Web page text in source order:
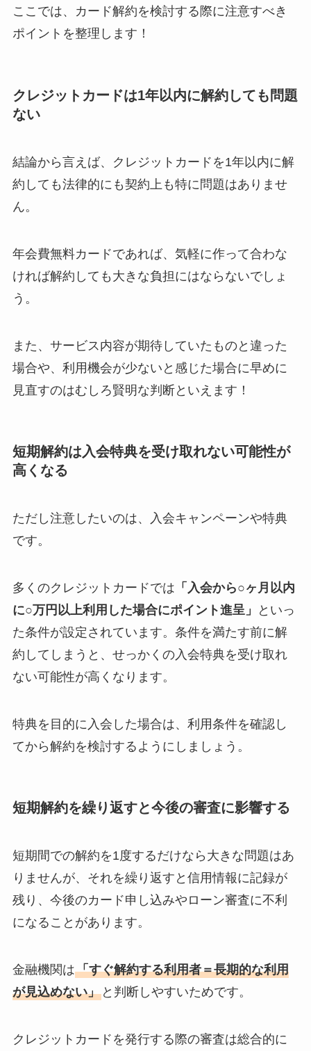
ユンス美容液の解約
Sivorune(シボルネ)
る方法ある？
ニューZの解約まと
解約できない？バロ
ニーを電話から解約
ここでは、カード解約を検討する際に注意すべき
ポイントを整理します！
クレジットカードは1年以内に解約しても問題
ない
結論から言えば、クレジットカードを1年以内に解
約しても法律的にも契約上も特に問題はありませ
ん。
年会費無料カードであれば、気軽に作って合わな
ければ解約しても大きな負担にはならないでしょ
う。
また、サービス内容が期待していたものと違った
場合や、利用機会が少ないと感じた場合に早めに
見直すのはむしろ賢明な判断といえます！
短期解約は入会特典を受け取れない可能性が
高くなる
ただし注意したいのは、入会キャンペーンや特典
です。
多くのクレジットカードでは 「入会から○ヶ月以内
に○万円以上利用した場合にポイント進呈」
といっ
た条件が設定されています。条件を満たす前に解
約してしまうと、せっかくの入会特典を受け取れ
ない可能性が高くなります。
特典を目的に入会した場合は、利用条件を確認し
てから解約を検討するようにしましょう。
短期解約を繰り返すと今後の審査に影響する
短期間での解約を1度するだけなら大きな問題はあ
りませんが、それを繰り返すと信用情報に記録が
残り、今後のカード申し込みやローン審査に不利
になることがあります。
金融機関は「すぐ解約する利用者＝長期的な利用
が見込めない」と判断しやすいためです。
クレジットカードを発行する際の審査は総合的に